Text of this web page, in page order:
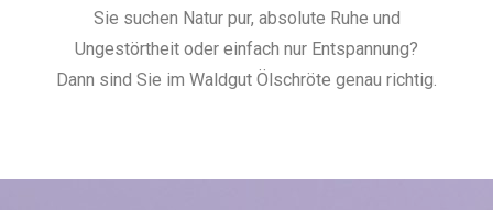
Sie suchen Natur pur, absolute Ruhe und
Ungestörtheit oder einfach nur Entspannung?
Dann sind Sie im Waldgut Ölschröte genau richtig.